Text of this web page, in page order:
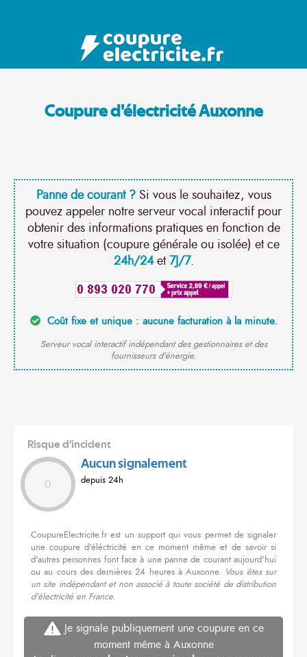
Coupure d'électricité Auxonne
Panne de courant ?Si vous le souhaitez, vous
pouvez appeler notre serveur vocal interactif pour
obtenir des informations pratiques en fonction de
votre situation (coupure générale ou isolée) et ce
24h/24et7J/7.
Coût fixe et unique : aucune facturation à la minute.
Serveur vocal interactif indépendant des gestionnaires et des
fournisseurs d'énergie.
Risque d'incident
0
Aucun signalement
depuis 24h
CoupureElectricite.fr est un support qui vous permet de signaler
une coupure d'éléctricité en ce moment même et de savoir si
d'autres personnes font face à une panne de courant aujourd'hui
ou au cours des dernières 24 heures à Auxonne. Vous êtes sur
un site indépendant et non associé à toute société de distribution
d'électricité en France.
Je signale publiquement une coupure en ce
moment même à Auxonne